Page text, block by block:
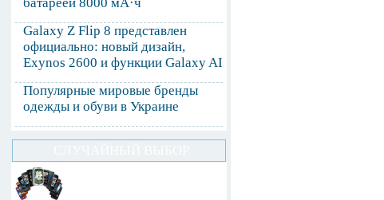
Galaxy Z Flip 8 представлен
официально: новый дизайн,
Exynos 2600 и функции Galaxy AI
Популярные мировые бренды
одежды и обуви в Украине